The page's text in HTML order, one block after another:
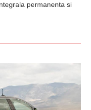
permanenta si